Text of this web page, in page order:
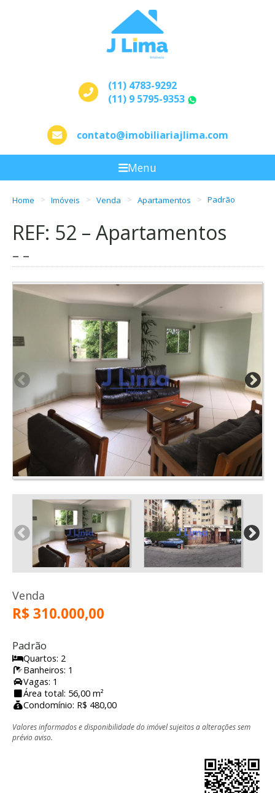
(11) 4783-9292
(11) 9 5795-9353
contato@imobiliariajlima.com
Menu
Home Imóveis Venda Apartamentos Padrão
REF: 52 – Apartamentos
– –
Venda
R$ 310.000,00
Padrão
Quartos: 2
Banheiros: 1
Vagas: 1
Área total: 56,00 m²
Condomínio: R$ 480,00
Valores informados e disponibilidade do imóvel sujeitos a alterações sem
prévio aviso.